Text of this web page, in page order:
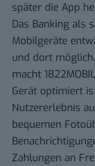
später die App
Das Banking als
Mobilgeräte
und dort
macht
Gerät optimiert
Nutzererlebnis
bequemen
Zahlungen an